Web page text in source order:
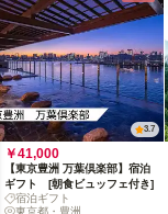
3.7
￥41,000
【東京豊洲 万葉倶楽部】宿泊
ギフト [朝食ビュッフェ付き]
宿泊ギフト
東京都・豊洲